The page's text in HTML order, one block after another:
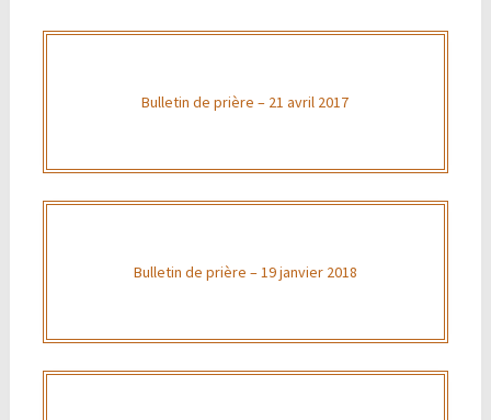
Bulletin de prière – 21 avril 2017
Bulletin de prière – 19 janvier 2018